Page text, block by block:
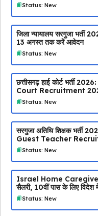
Status: New
जिला न्यायालय सरगुजा भर्ती
13 अगस्त तक करें आवेदन
Status: New
छत्तीसगढ़ हाई कोर्ट भर्ती
Court Recruitment
Status: New
सरगुजा अतिथि शिक्षक भर्ती
Guest Teacher
Status: New
Israel Home
सैलरी, 10वीं पास के लिए विदेश
Status: New